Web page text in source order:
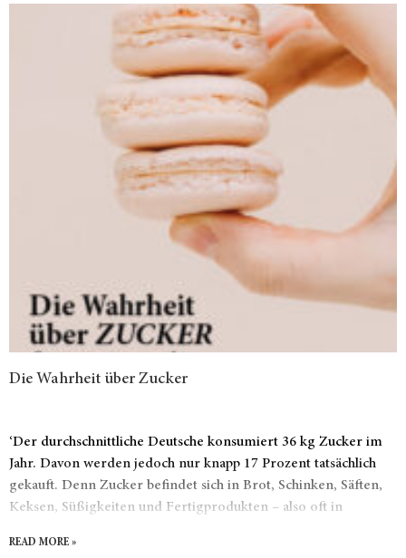
Die Wahrheit über Zucker
‘Der durchschnittliche Deutsche konsumiert 36 kg Zucker im
Jahr. Davon werden jedoch nur knapp 17 Prozent tatsächlich
gekauft. Denn Zucker befindet sich in Brot, Schinken, Säften,
Keksen, Süßigkeiten und Fertigprodukten – also oft in
READ MORE »